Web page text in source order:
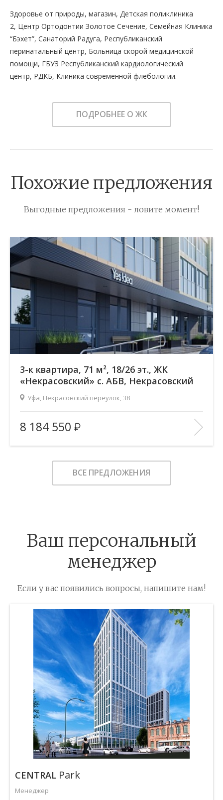
Здоровье от природы, магазин, Детская поликлиника
2, Центр Ортодонтии Золотое Сечение, Семейная Клиника
“Бэхет”, Санаторий Радуга, Республиканский
перинатальный центр, Больница скорой медицинской
помощи, ГБУЗ Республиканский кардиологический
центр, РДКБ, Клиника современной флебологии.
ПОДРОБНЕЕ О ЖК
Похожие предложения
Выгодные предложения - ловите момент!
3-к квартира, 71 м², 18/26 эт., ЖК
«Некрасовский» с. АБВ, Некрасовский
переулок
Уфа, Некрасовский переулок, 38
Жилой комплекс:
ЖК «Некрасовский» с. АБВ
Количество комнат:
3
Район:
Зеленая роща
Этажность:
Общая площадь:
8 184 550
ВСЕ ПРЕДЛОЖЕНИЯ
Ваш персональный
менеджер
Если у вас появились вопросы, напишите нам!
CENTRAL Park
Менеджер